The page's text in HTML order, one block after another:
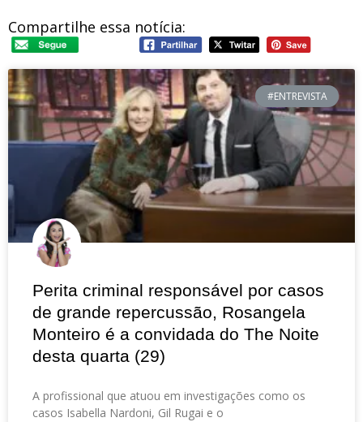
Compartilhe essa notícia:
#ENTREVISTA
Perita criminal responsável por casos
de grande repercussão, Rosangela
Monteiro é a convidada do The Noite
desta quarta (29)
A profissional que atuou em investigações como os
casos Isabella Nardoni, Gil Rugai e o